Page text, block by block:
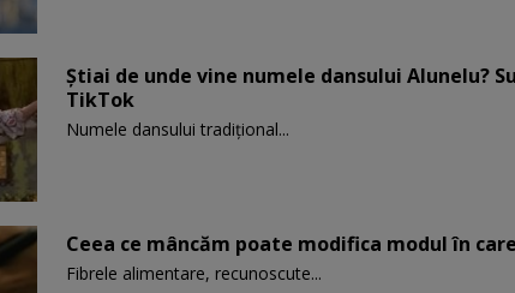
Știai de unde vine numele dansului Alunelu?
TikTok
Numele dansului tradițional...
Ceea ce mâncăm poate modifica modul în
Fibrele alimentare, recunoscute...